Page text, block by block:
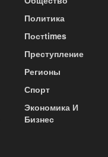
Политика
Постtimes
Преступление
Регионы
Спорт
Экономика И
Бизнес